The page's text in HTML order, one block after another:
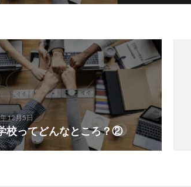
12月5日
校ってどんなところ？②